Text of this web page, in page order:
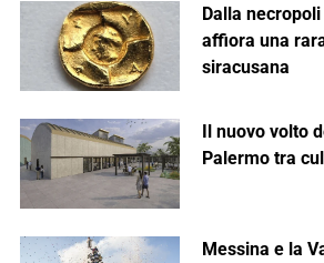
Dalla
affiora una
siracusana
Il nuovo volto
Palermo tra
Messina e la